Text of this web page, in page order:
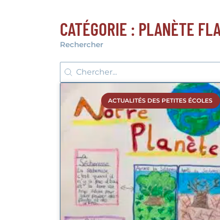
CATÉGORIE : PLANÈTE
Rechercher
Rechercher
Rechercher
ACTUALITÉS DES PETITES ÉCOLES